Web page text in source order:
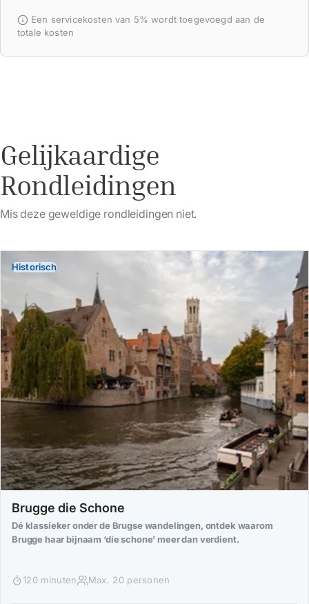
Een servicekosten van 5% wordt toegevoegd aan de
totale kosten
Gelijkaardige
Rondleidingen
Mis deze geweldige rondleidingen niet.
Historisch
Brugge die Schone
Dé klassieker onder de Brugse wandelingen, ontdek waarom
Brugge haar bijnaam ‘die schone’ meer dan verdient.
120 minuten Max. 20 personen